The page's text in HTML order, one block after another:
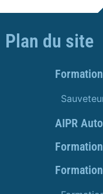
Plan du site
AIPR